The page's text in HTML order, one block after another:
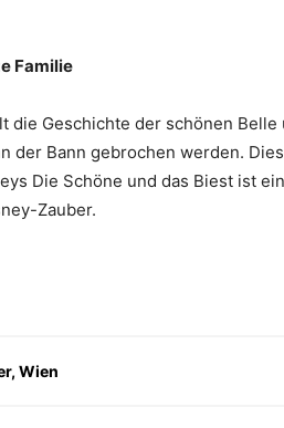
Familie
die Geschichte der schönen
der Bann gebrochen werden.
Die Schöne und das Biest ist
Zauber.
Wien